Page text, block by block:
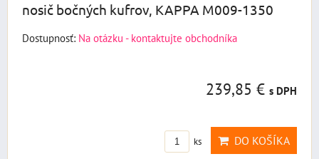
nosič bočných kufrov, KAPPA M009-1350
Dostupnosť: Na otázku - kontaktujte obchodníka
239,85 € s DPH
ks DO KOŠÍKA